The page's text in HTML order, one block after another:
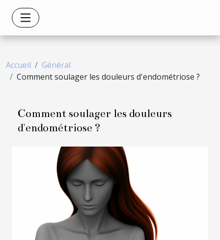
Accueil
Général
Comment soulager les douleurs d'endométriose ?
Comment soulager les douleurs
d'endométriose ?